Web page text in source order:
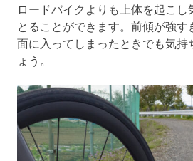
ロードバイクよりも上体を起こ
とることができます。前傾が強
面に入ってしまったときでも気持
ょう。